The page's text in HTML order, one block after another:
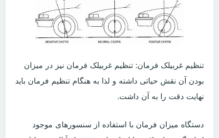
تنظیم غربیلک فرمان: تنظیم غربیلک فرمان نیز در میزان
بودن آن نقش حیاتی داشته و لذا به هنگام تنظیم فرمان باید
نهایت دقت را به آن داشت.
دستگاه میزان فرمان با استفاده از سنسورهای موجود